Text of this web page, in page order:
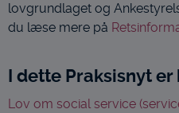
lovgrundlaget og
du læse mere på
I dette Praksisnyt er
Lov om social service